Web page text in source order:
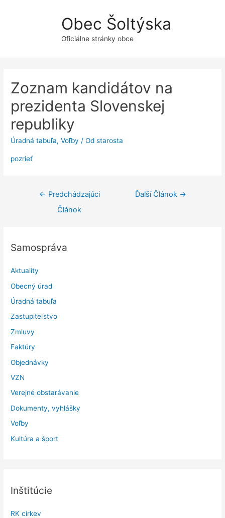
Obec Šoltýska
Oficiálne stránky obce
Samospráva
Aktuality
Obecný úrad
Úradná tabuľa
Zastupiteľstvo
Zmluvy
Faktúry
Objednávky
VZN
Verejné obstarávanie
Dokumenty, vyhlášky
Voľby
Kultúra a šport
Inštitúcie
RK cirkev
Zoznam kandidátov na
prezidenta Slovenskej
republiky
Úradná tabuľa,Voľby / Od starosta
pozrieť
Navigácia
← Predchádzajúci
Článok
Ďalší Článok →